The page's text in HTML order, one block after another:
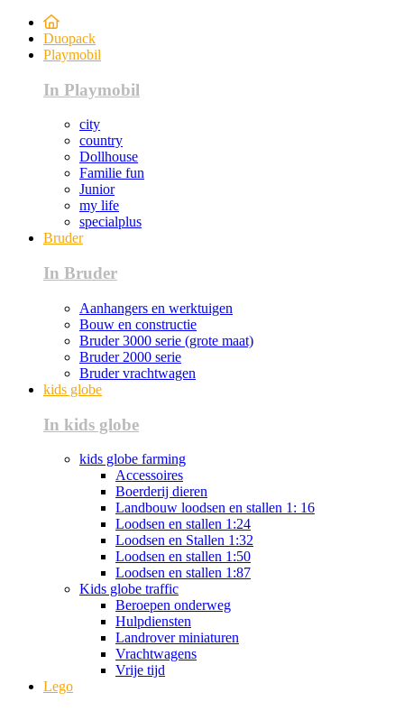
Duopack
Playmobil
In Playmobil
city
country
Dollhouse
Familie fun
Junior
my life
specialplus
Bruder
In Bruder
Aanhangers en werktuigen
Bouw en constructie
Bruder 3000 serie (grote maat)
Bruder 2000 serie
Bruder vrachtwagen
kids globe
In kids globe
kids globe farming
Accessoires
Boerderij dieren
Landbouw loodsen en stallen 1: 16
Loodsen en stallen 1:24
Loodsen en Stallen 1:32
Loodsen en stallen 1:50
Loodsen en stallen 1:87
Kids globe traffic
Beroepen onderweg
Hulpdiensten
Landrover miniaturen
Vrachtwagens
Vrije tijd
Lego